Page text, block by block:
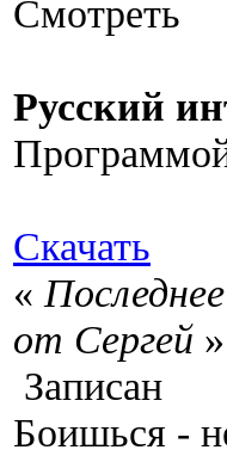
Смотреть
Русский
Скачать
«
от Сергей »
Записан
Боишься -